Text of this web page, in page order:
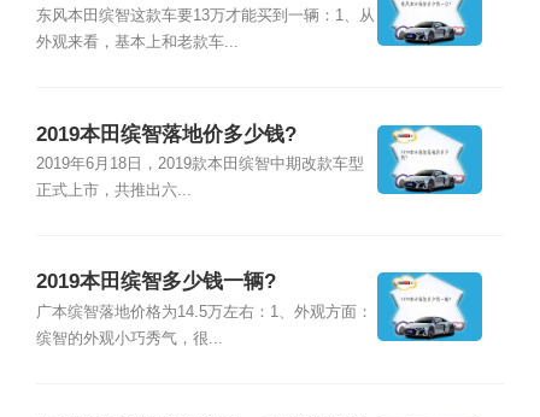
东风本田缤智这款车要13万才能买到一辆：1、从
外观来看，基本上和老款车...
2019本田缤智落地价多少钱?
2019年6月18日，2019款本田缤智中期改款车型
正式上市，共推出六...
2019本田缤智多少钱一辆?
广本缤智落地价格为14.5万左右：1、外观方面：
缤智的外观小巧秀气，很...